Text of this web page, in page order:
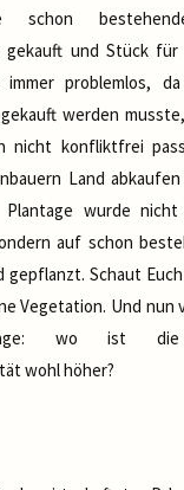
schon
gekauft und Stück
problemlos,
werden
nicht konfliktfrei
Land
Plantage wurde
auf schon
gepflanzt. Schaut
Vegetation. Und nun
wo ist die
wohl höher?